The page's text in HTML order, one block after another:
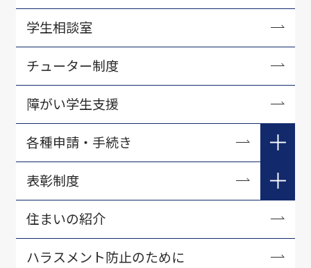
学生相談室
チューター制度
障がい学生支援
各種申請・手続き
学生生活各種手続き
証明書について
アルバイト紹介
表彰制度
学長表彰
資格取得表彰
住まいの紹介
ハラスメント防止のために